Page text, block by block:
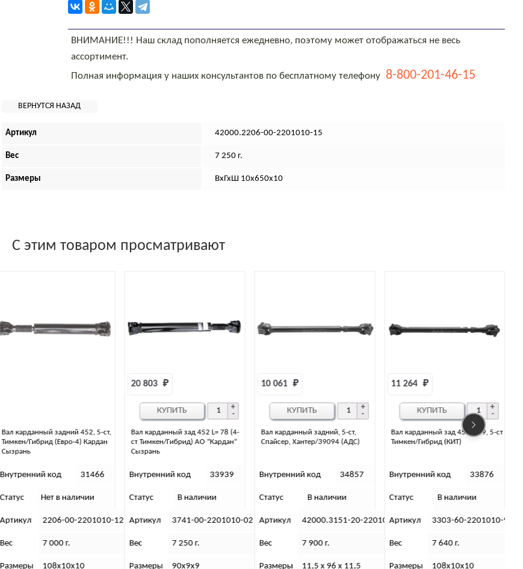
ВНИМАНИЕ!!! Наш склад пополняется ежедневно, поэтому может отображаться не весь
ассортимент.
Полная информация у наших консультантов по бесплатному телефону 8-800-201-46-15
Артикул 42000.2206-00-2201010-15
Вес 7 250 г.
Размеры ВхГхШ 10х650х10
С этим товаром просматривают
Вал карданный зад 452 L= 78 (4-
ст Тимкен/Гибрид) АО “Кардан”
Сызрань
Внутренний код 33939
Статус В наличии
Артикул 3741-00-2201010-02
Вес 7 250 г.
Размеры 90х9х9
Вал карданный задний, 5-ст,
Спайсер, Хантер/39094 (АДС)
10 061 ₽
Внутренний код 34857
Статус В наличии
Артикул 42000.3151-20-2201010-39
Вес 7 900 г.
Размеры 11,5 х 96 х 11,5
КУПИТЬ
Вал карданный зад 452, 469, 5-ст
Тимкен/Гибрид (КИТ)
11 264 ₽
Внутренний код 33876
Статус В наличии
Артикул 3303-60-2201010-95
Вес 7 640 г.
Размеры 108х10х10
КУПИТЬ
Вал карданный задний 3163,
АДС, 3-х опорный, IVECO
Внутренний код 2374
Статус Нет в наличии
Артикул 3163-10-2200010-00
Вес 14 (кг)
Размеры 145х10х10 (см)